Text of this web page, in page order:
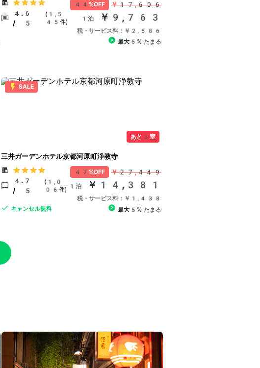
4.6
/ 5
(1,5
45件)
44%OFF ￥17,606
1泊 ￥9,763
税・サービス料：￥2,586
最大5% たまる
SALE
あと3室
三井ガーデンホテル京都河原町浄教寺
4.7
/ 5
(1,0
06件)
キャンセル無料
47%OFF ￥27,449
1泊 ￥14,381
税・サービス料：￥1,438
最大5% たまる